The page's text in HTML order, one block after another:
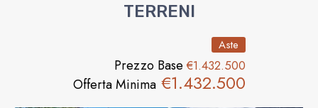
TERRENI
Aste
Offerta Minima€1.432.500
Prezzo Base €1.432.500